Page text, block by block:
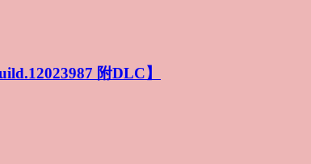
附DLC】